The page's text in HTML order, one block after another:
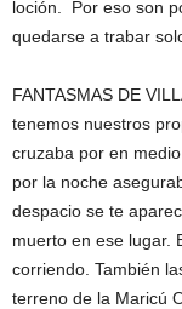
loción. Por eso son
quedarse a trabar
FANTASMAS DE
tenemos nuestros
cruzaba por en
por la noche
despacio se te
muerto en ese lugar.
corriendo. También
terreno de la Maricú